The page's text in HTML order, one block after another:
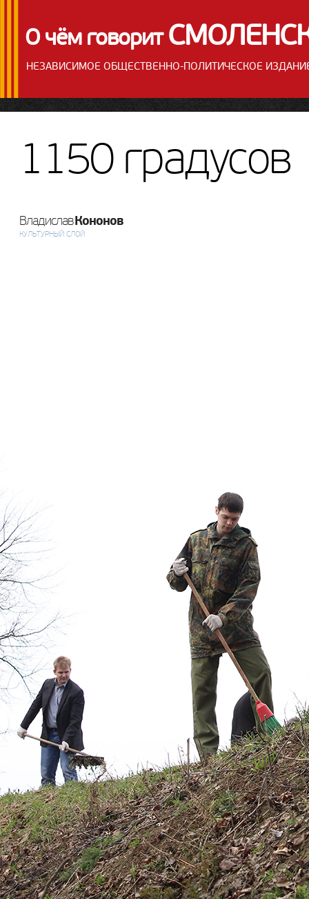
О чём говорит
НЕЗАВИСИМОЕ ОБЩЕСТВЕННО-ПОЛИТИЧЕСКОЕ
1150 градусов
ВладиславКононов
КУЛЬТУРНЫЙ СЛОЙ